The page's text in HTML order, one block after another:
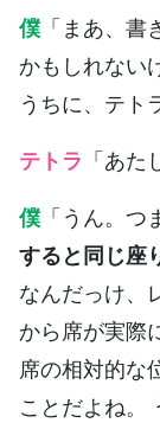
僕 「まあ、
かもしれない
うちに、テト
テトラ 「あ
僕 「うん。つ
すると同じ座
なんだっけ、
から席が実際
席の相対的な
ことだよね。